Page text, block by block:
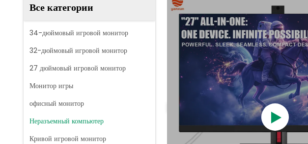
Все категории
34-дюймовый игровой монитор
32-дюймовый игровой монитор
27 дюймовый игровой монитор
Монитор игры
офисный монитор
Неразъемный компьютер
Кривой игровой монитор